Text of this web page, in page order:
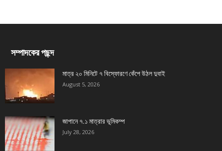
সম্পাদকের পছন্দ
মাত্র ২০ মিনিটে ৭ বিস্ফোরণে কেঁপে উঠল দুবাই
August 5, 2026
জাপানে ৭.১ মাত্রার ভূমিকম্প
July 28, 2026